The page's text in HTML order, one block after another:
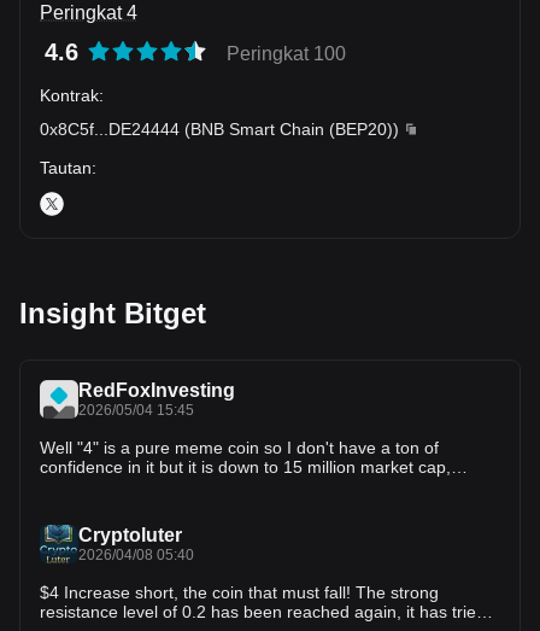
Peringkat 4
4.6 Peringkat 100
Kontrak:
0x8C5f
DE24444 (BNB Smart Chain (BEP20))
Tautan:
Insight Bitget
RedFoxInvesting
2026/05/04 15:45
Well "4" is a pure meme coin so I don't have a ton of
confidence in it but it is down to 15 million market cap,
comes in and pumps it up.
Cryptoluter
2026/04/08 05:40
$4 Increase short, the coin that must fall! The strong
resistance level of 0.2 has been reached again, it has tried